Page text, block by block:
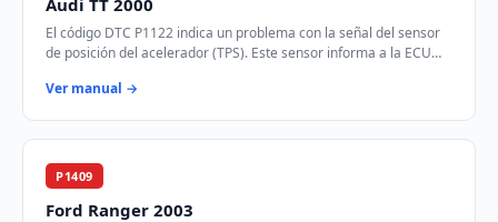
Audi TT 2000
El código DTC P1122 indica un problema con la señal del sensor
de posición del acelerador (TPS). Este sensor informa a la ECU
Ver manual →
P1409
Ford Ranger 2003